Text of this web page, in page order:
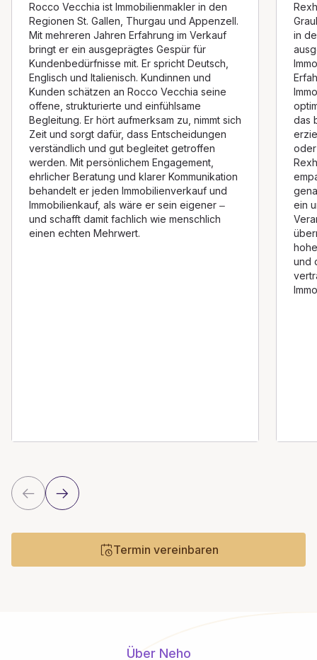
Rocco Vecchia ist Immobilienmakler in den
Regionen St. Gallen, Thurgau und Appenzell.
Mit mehreren Jahren Erfahrung im Verkauf
bringt er ein ausgeprägtes Gespür für
Kundenbedürfnisse mit. Er spricht Deutsch,
Englisch und Italienisch. Kundinnen und
Kunden schätzen an Rocco Vecchia seine
offene, strukturierte und einfühlsame
Begleitung. Er hört aufmerksam zu, nimmt sich
Zeit und sorgt dafür, dass Entscheidungen
verständlich und gut begleitet getroffen
werden. Mit persönlichem Engagement,
ehrlicher Beratung und klarer Kommunikation
behandelt er jeden Immobilienverkauf und
Immobilienkauf, als wäre er sein eigener –
und schafft damit fachlich wie menschlich
einen echten Mehrwert.
in
das
oder
ein
und
Termin vereinbaren
Über Neho